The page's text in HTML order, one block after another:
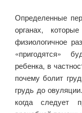
Определенные
органах,
физиологичное
«пригодятся»
ребенка, в
почему болит
грудь до
когда следует